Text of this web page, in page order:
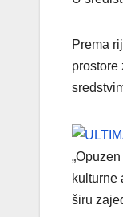
Prema
prostore
kulturne
širu